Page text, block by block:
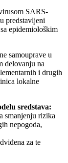
SARS-
predstavljeni
epidemiološkim
samouprave u
delovanju na
i drugih
lokalne
sredstava:
smanjenju rizika
nepogoda,
za te